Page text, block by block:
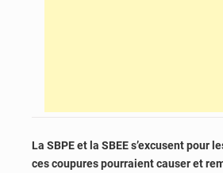
La SBPE et la SBEE s’excusent pour
ces coupures pourraient causer et